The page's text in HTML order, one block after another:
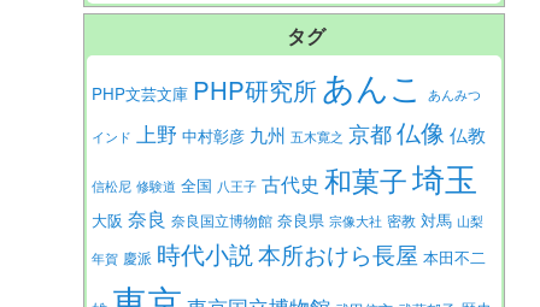
タグ
PHP文芸文庫 PHP研究所あんこ あんみつ
インド 上野 中村彰彦 九州 五木寛之 京都仏像 仏教
信松尼 修験道 全国 八王子 古代史 和菓子埼玉
大阪 奈良 奈良国立博物館 奈良県 宗像大社 密教 対馬 山梨
年賀 慶派 時代小説本所おけら長屋 本田不二